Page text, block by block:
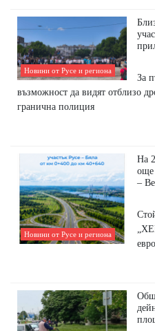
Новини от Русе и региона
За
възможност да видят отблизо
гранична полиция
Новини от Русе и региона
На
още
–